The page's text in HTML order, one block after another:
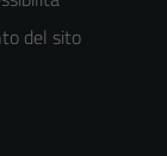
del sito